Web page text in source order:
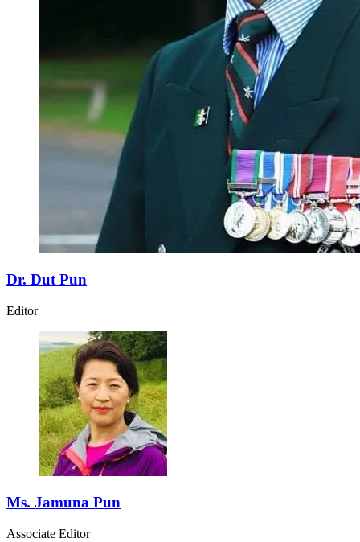
Dr. Dut Pun
Editor
Ms. Jamuna Pun
Associate Editor